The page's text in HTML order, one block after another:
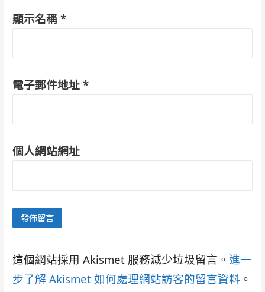
顯示名稱 *
電子郵件地址 *
個人網站網址
這個網站採用 Akismet 服務減少垃圾留言。 進一
步了解 Akismet 如何處理網站訪客的留言資料 。